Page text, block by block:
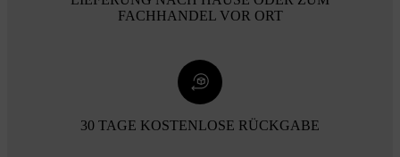
FACHHANDEL VOR ORT
30 TAGE KOSTENLOSE RÜCKGABE